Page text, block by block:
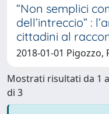
“Non semplici
dell’intreccio” :
cittadini al
2018-01-01
Mostrati risultati da 1
di 3